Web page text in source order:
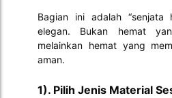
Bagian ini adalah “senjata
elegan. Bukan hemat
melainkan hemat yang
aman.
1). Pilih Jenis Material